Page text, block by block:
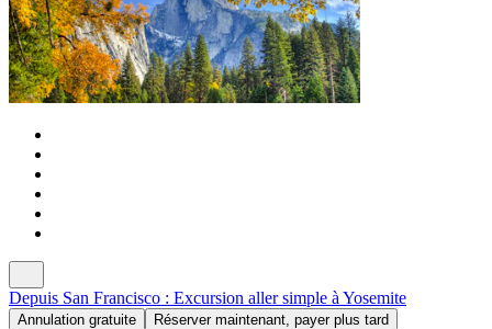
Depuis San Francisco : Excursion aller simple à Yosemite
Annulation gratuite Réserver maintenant, payer plus tard